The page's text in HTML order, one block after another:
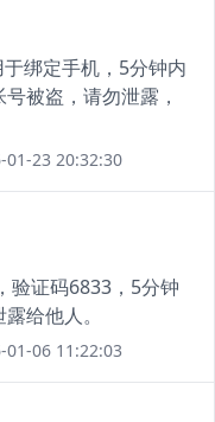
于绑定手机，5分钟内
被盗，请勿泄露，
01-23 20:32:30
证码6833，5分钟
给他人。
06 11:22:03